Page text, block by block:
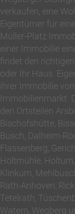
verkaufen, eine
Eigentümer für
Müller-Platz
einer Immobilie
findet den
oder Ihr Haus.
ihrer Immobilie
Immobilienmarkt.
den Ortsteilen
Bischofshütte,
Busch, Dalheim-
Flassenberg,
Holtmühle,
Klinkum,
Rath-Anhoven,
Tetelrath,
Watern, Wegberg